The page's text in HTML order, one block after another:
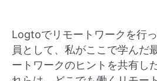
Logtoでリモートワークを行
員として、私がここで学んだ
ートワークのヒントを共有し